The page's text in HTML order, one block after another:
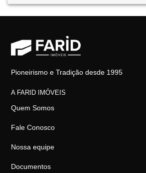
Pioneirismo e Tradição desde 1995
A FARID IMÓVEIS
Quem Somos
Fale Conosco
Nossa equipe
Documentos